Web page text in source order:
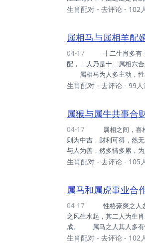
实，求真务实，责任心强
生肖配对 - 去评论 - 102
属相马与属相羊配
04-17
配，二人乃是十二属相六
属相马为人多主动，性
有待配偶之坦诚，未有半
生肖配对 - 去评论 - 99
属猴与属牛共事合
04-17
则为中吉，财利可得，然
与人为善，然多情多累，
际，内缘胜于外缘。 属猴
生肖配对 - 去评论 - 105
属马和属虎事业合
04-17
之风生水起，其二人为生
成。 属马之人其人多有
持，疲惫之时却未有疏忽
生肖配对 - 去评论 - 102